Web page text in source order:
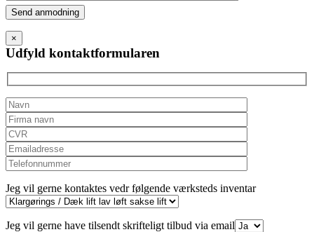
Please
leave
this
field
empty.
×
Udfyld kontaktformularen
Jeg vil gerne kontaktes vedr følgende værksteds inventar
Jeg vil gerne have tilsendt skrifteligt tilbud via email